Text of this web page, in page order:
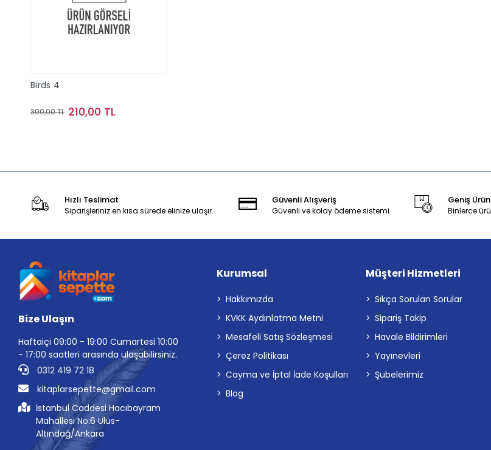
Birds 4
300,00 TL 210,00 TL
Hızlı Teslimat
Siparişleriniz en kısa sürede elinize ulaşır.
Güvenli Alışveriş
Güvenli ve kolay ödeme sistemi
Geniş
Binlerce
Bize Ulaşın
Haftaiçi 09:00 - 19:00 Cumartesi 10:00
- 17:00 saatleri arasında ulaşabilirsiniz.
0312 419 72 18
kitaplarsepette@gmail.com
İstanbul Caddesi Hacıbayram
Mahallesi No:6 Ulus-
Altındağ/Ankara
Kurumsal
Hakkımızda
KVKK Aydınlatma Metni
Mesafeli Satış Sözleşmesi
Çerez Politikası
Cayma ve İptal İade Koşulları
Blog
Müşteri Hizmetleri
Sıkça Sorulan Sorular
Sipariş Takip
Havale Bildirimleri
Yayınevleri
Şubelerimiz